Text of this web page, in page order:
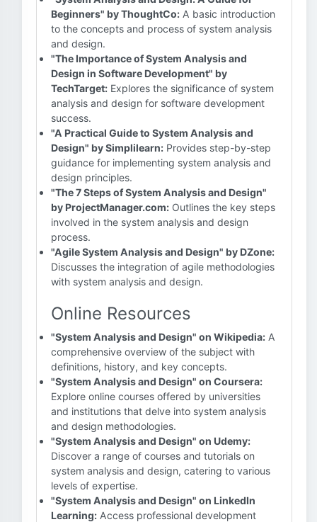
Beginners" by ThoughtCo: A basic introduction
to the concepts and process of system analysis
and design.
"The Importance of System Analysis and
Design in Software Development" by
TechTarget: Explores the significance of system
analysis and design for software development
success.
"A Practical Guide to System Analysis and
Design" by Simplilearn: Provides step-by-step
guidance for implementing system analysis and
design principles.
"The 7 Steps of System Analysis and Design"
by ProjectManager.com: Outlines the key steps
involved in the system analysis and design
process.
"Agile System Analysis and Design" by DZone:
Discusses the integration of agile methodologies
with system analysis and design.
Online Resources
"System Analysis and Design" on Wikipedia: A
comprehensive overview of the subject with
definitions, history, and key concepts.
"System Analysis and Design" on Coursera:
Explore online courses offered by universities
and institutions that delve into system analysis
and design methodologies.
"System Analysis and Design" on Udemy:
Discover a range of courses and tutorials on
system analysis and design, catering to various
levels of expertise.
"System Analysis and Design" on LinkedIn
Learning: Access professional development